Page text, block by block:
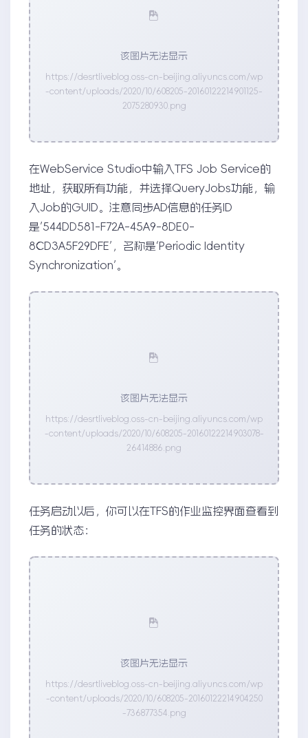
该图片无法显示
https://desrtliveblog.oss-cn-beijing.aliyuncs.com/wp
-content/uploads/2020/10/608205-20160122214901125-
2075280930.png
在WebService Studio中输入TFS Job Service的
地址，获取所有功能，并选择QueryJobs功能，输
入Job的GUID。注意同步AD信息的任务ID
是’544DD581-F72A-45A9-8DE0-
8CD3A5F29DFE’，名称是‘Periodic Identity
Synchronization’。
该图片无法显示
https://desrtliveblog.oss-cn-beijing.aliyuncs.com/wp
-content/uploads/2020/10/608205-20160122214903078-
26414886.png
任务启动以后，你可以在TFS的作业监控界面查看到
任务的状态：
该图片无法显示
https://desrtliveblog.oss-cn-beijing.aliyuncs.com/wp
-content/uploads/2020/10/608205-20160122214904250
-736877354.png